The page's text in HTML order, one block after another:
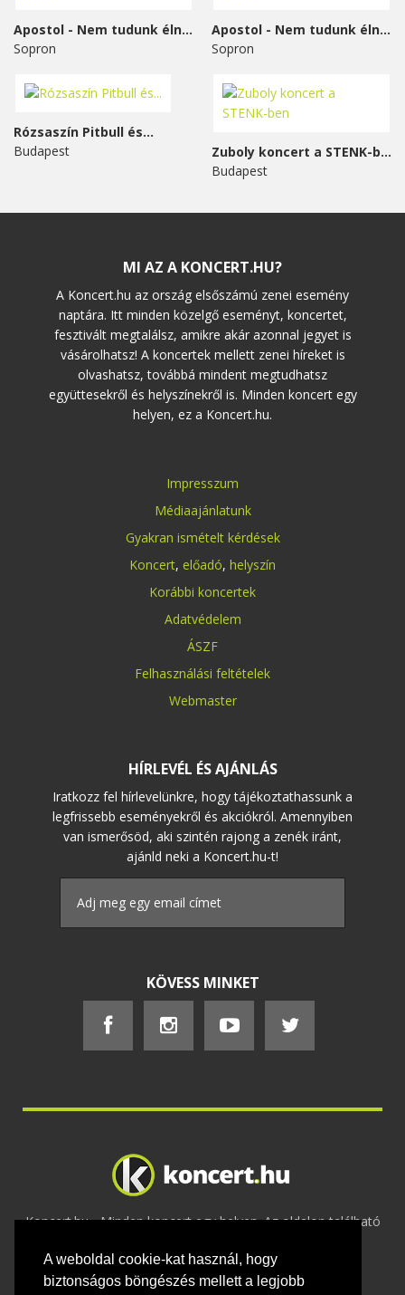
A weboldal cookie-kat használ, hogy
biztonságos böngészés mellett a legjobb
Apostol - Nem tudunk élni...
Sopron
Apostol - Nem tudunk élni...
Sopron
Rózsaszín Pitbull és...
Budapest
Zuboly koncert a STENK-ben
Budapest
MI AZ A KONCERT.HU?
A Koncert.hu az ország elsőszámú zenei esemény
naptára. Itt minden közelgő eseményt, koncertet,
fesztivált megtalálsz, amikre akár azonnal jegyet is
vásárolhatsz! A koncertek mellett zenei híreket is
olvashatsz, továbbá mindent megtudhatsz
együttesekről és helyszínekről is. Minden koncert egy
helyen, ez a Koncert.hu.
Impresszum
Médiaajánlatunk
Gyakran ismételt kérdések
Koncert, előadó, helyszín
Korábbi koncertek
Adatvédelem
ÁSZF
Felhasználási feltételek
Webmaster
HÍRLEVÉL ÉS AJÁNLÁS
Iratkozz fel hírlevelünkre, hogy tájékoztathassunk a
legfrissebb eseményekről és akciókról. Amennyiben
van ismerősöd, aki szintén rajong a zenék iránt,
ajánld neki a Koncert.hu-t!
KÖVESS MINKET
Koncert.hu - Minden koncert egy helyen. Az oldalon található
2020 Adatvédelem-ÁSZF-Felhasználási
feltételek-Webmaster- Kapcsolat és üzenet küldés